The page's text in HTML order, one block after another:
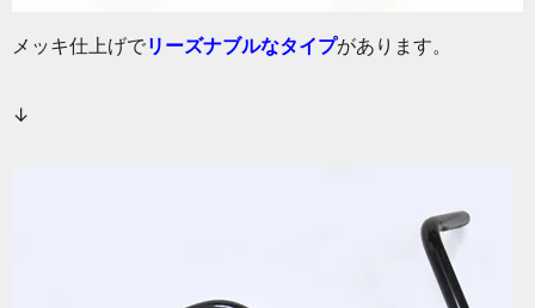
メッキ仕上げでリーズナブルなタイプがあります。
↓